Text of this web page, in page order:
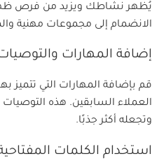
يُظهر نشاطك ويزيد من فرص
الانضمام إلى مجموعات مهنية
إضافة المهارات
قم بإضافة المهارات التي تتميز
العملاء السابقين. هذه
وتجعله أكثر جذبًا.
استخدام الكلمات